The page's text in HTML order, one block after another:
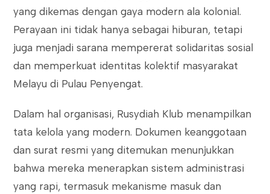
yang dikemas dengan gaya modern ala kolonial.
Perayaan ini tidak hanya sebagai hiburan, tetapi
juga menjadi sarana mempererat solidaritas sosial
dan memperkuat identitas kolektif masyarakat
Melayu di Pulau Penyengat.
Dalam hal organisasi, Rusydiah Klub menampilkan
tata kelola yang modern. Dokumen keanggotaan
dan surat resmi yang ditemukan menunjukkan
bahwa mereka menerapkan sistem administrasi
yang rapi, termasuk mekanisme masuk dan